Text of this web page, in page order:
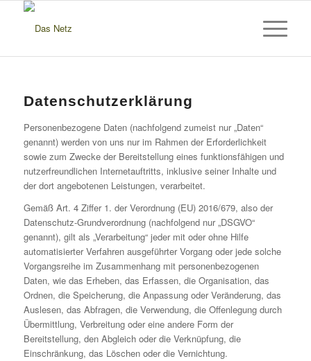
Datenschutzerklärung
Personenbezogene Daten (nachfolgend zumeist nur „Daten“
genannt) werden von uns nur im Rahmen der Erforderlichkeit
sowie zum Zwecke der Bereitstellung eines funktionsfähigen und
nutzerfreundlichen Internetauftritts, inklusive seiner Inhalte und
der dort angebotenen Leistungen, verarbeitet.
Gemäß Art. 4 Ziffer 1. der Verordnung (EU) 2016/679, also der
Datenschutz-Grundverordnung (nachfolgend nur „DSGVO“
genannt), gilt als „Verarbeitung“ jeder mit oder ohne Hilfe
automatisierter Verfahren ausgeführter Vorgang oder jede solche
Vorgangsreihe im Zusammenhang mit personenbezogenen
Daten, wie das Erheben, das Erfassen, die Organisation, das
Ordnen, die Speicherung, die Anpassung oder Veränderung, das
Auslesen, das Abfragen, die Verwendung, die Offenlegung durch
Übermittlung, Verbreitung oder eine andere Form der
Bereitstellung, den Abgleich oder die Verknüpfung, die
Einschränkung, das Löschen oder die Vernichtung.